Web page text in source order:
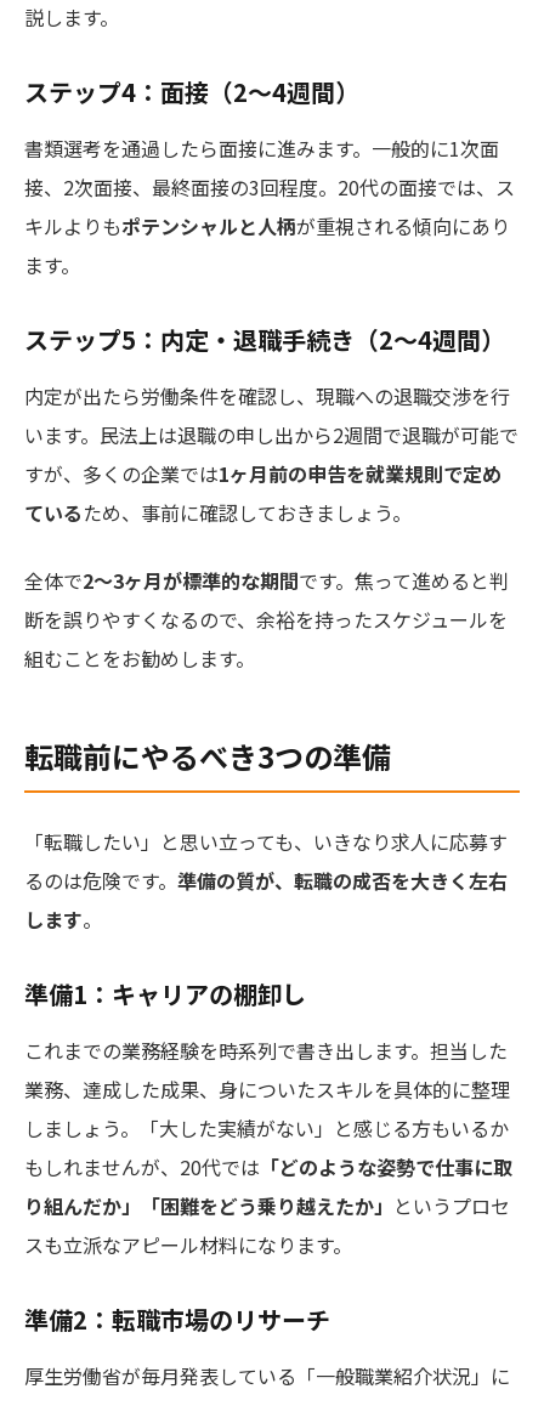
説します。
ステップ4：面接（2〜4週間）
書類選考を通過したら面接に進みます。一般的に1次面
接、2次面接、最終面接の3回程度。20代の面接では、ス
キルよりもポテンシャルと人柄が重視される傾向にあり
ます。
ステップ5：内定・退職手続き（2〜4週間）
内定が出たら労働条件を確認し、現職への退職交渉を行
います。民法上は退職の申し出から2週間で退職が可能で
すが、多くの企業では1ヶ月前の申告を就業規則で定め
ているため、事前に確認しておきましょう。
全体で2〜3ヶ月が標準的な期間です。焦って進めると判
断を誤りやすくなるので、余裕を持ったスケジュールを
組むことをお勧めします。
転職前にやるべき3つの準備
「転職したい」と思い立っても、いきなり求人に応募す
るのは危険です。 準備の質が、転職の成否を大きく左右
します。
準備1：キャリアの棚卸し
これまでの業務経験を時系列で書き出します。担当した
業務、達成した成果、身についたスキルを具体的に整理
しましょう。「大した実績がない」と感じる方もいるか
もしれませんが、20代では 「どのような姿勢で仕事に取
り組んだか」「困難をどう乗り越えたか」 というプロセ
スも立派なアピール材料になります。
準備2：転職市場のリサーチ
厚生労働省が毎月発表している「一般職業紹介状況」に